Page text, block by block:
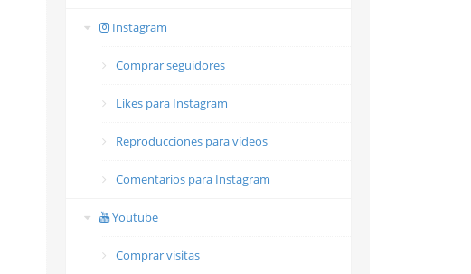
Instagram
Comprar seguidores
Likes para Instagram
Reproducciones para vídeos
Comentarios para Instagram
Youtube
Comprar visitas